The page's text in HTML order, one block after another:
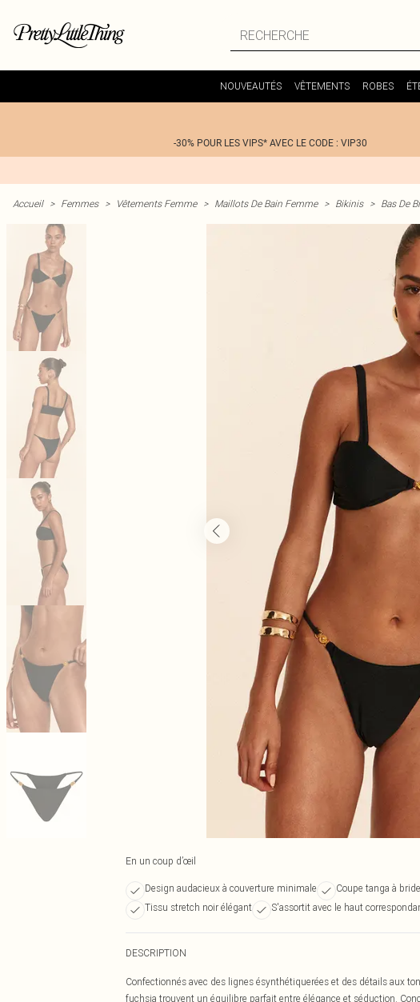
NOUVEAUTÉS VÊTEMENTS ROBES
-30% POUR LES VIPS* AVEC LE CODE : VIP30
Accueil > Femmes > Vêtements Femme > Maillots De Bain Femme > Bikinis > Bas De
En un coup d’œil
Design audacieux à couverture minimale Coupe tanga à
Tissu stretch noir élégant
S'assortit avec le haut
DESCRIPTION
Confectionnés avec des lignes ésynthétiquerées et des détails aux
fuchsia trouvent un équilibre parfait entre élégance et séduction.